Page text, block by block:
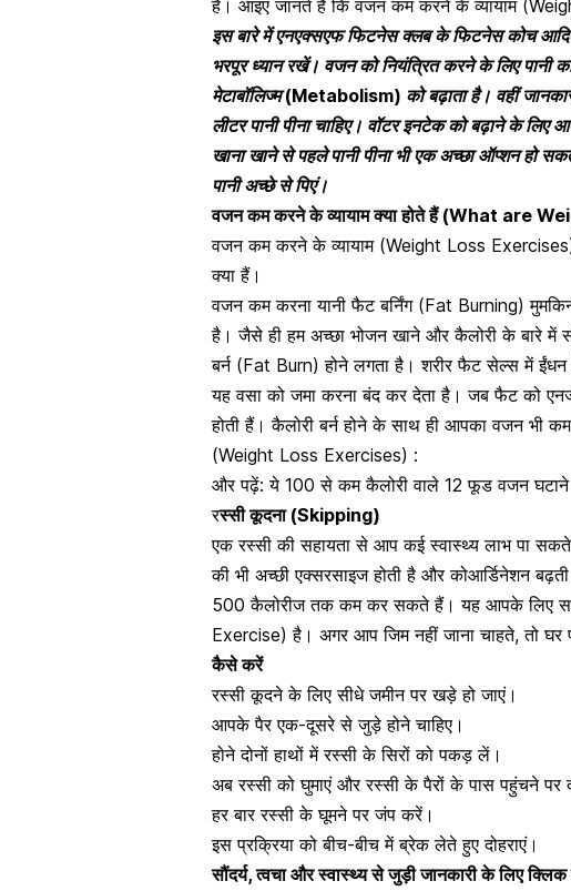
है। आइए जानते हैं कि वजन कम करने के व्यायाम
इस बारे में एनएक्सएफ फिटनेस क्लब के फिटनेस कोच
भरपूर ध्यान रखें। वजन को नियंत्रित करने के लिए पानी
मेटाबॉलिज्म (Metabolism) को बढ़ाता है। वहीं
लीटर पानी पीना चाहिए। वॉटर इनटेक को बढ़ाने के लिए
खाना खाने से पहले पानी पीना भी एक अच्छा ऑप्शन हो
पानी अच्छे से पिएं।
वजन कम करने के व्यायाम क्या होते हैं (What are
वजन कम करने के व्यायाम (Weight Loss
क्या हैं।
वजन कम करना यानीफैट बर्निंग (Fat Burning)
है। जैसे ही हम अच्छा भोजन खाने और कैलोरी के बारे में
बर्न (Fat Burn) होने लगता है। शरीर फैट सेल्स में
यह वसा को जमा करना बंद कर देता है। जब फैट को
होती हैं। कैलोरी बर्न होने के साथ ही आपका वजन भी
(Weight Loss Exercises) :
और पढ़ें:ये 100 से कम कैलोरी वाले 12 फूड वजन
रस्सी कूदना (Skipping)
एक रस्सी की सहायता से आप कई स्वास्थ्य लाभ पा
की भी अच्छी एक्सरसाइज होती है और कोआर्डिनेशन
500 कैलोरीज तक कम कर सकते हैं। यह आपके लिए
Exercise) है। अगर आप जिम नहीं जाना चाहते, तो
कैसे करें
रस्सी कूदने के लिए सीधे जमीन पर खड़े हो जाएं।
आपके पैर एक-दूसरे से जुड़े होने चाहिए।
होने दोनों हाथों में रस्सी के सिरों को पकड़ लें।
अब रस्सी को घुमाएं और रस्सी के पैरों के पास पहुंचने पर
हर बार रस्सी के घूमने पर जंप करें।
इस प्रक्रिया को बीच-बीच में ब्रेक लेते हुए दोहराएं।
सौंदर्य, त्वचा और स्वास्थ्य से जुड़ी जानकारी के लिए